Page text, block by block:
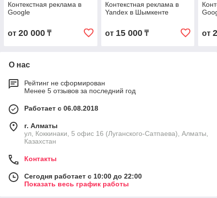
Контекстная реклама в
Google
от 20 000 ₸
Контекстная реклама в
Yandex в Шымкенте
от 15 000₸ от
О нас
Рейтинг не сформирован
Менее 5 отзывов за последний год
Работает с 06.08.2018
г. Алматы
ул, Коккинаки, 5 офис 16 (Луганского-Сатпаева), Алматы,
Казахстан
Контакты
Сегодня работает с 10:00 до 22:00
Показать весь график работы